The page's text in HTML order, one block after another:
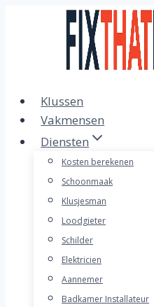
Klussen
Vakmensen
Diensten
Kosten berekenen
Schoonmaak
Klusjesman
Loodgieter
Schilder
Elektricien
Aannemer
Badkamer Installateur